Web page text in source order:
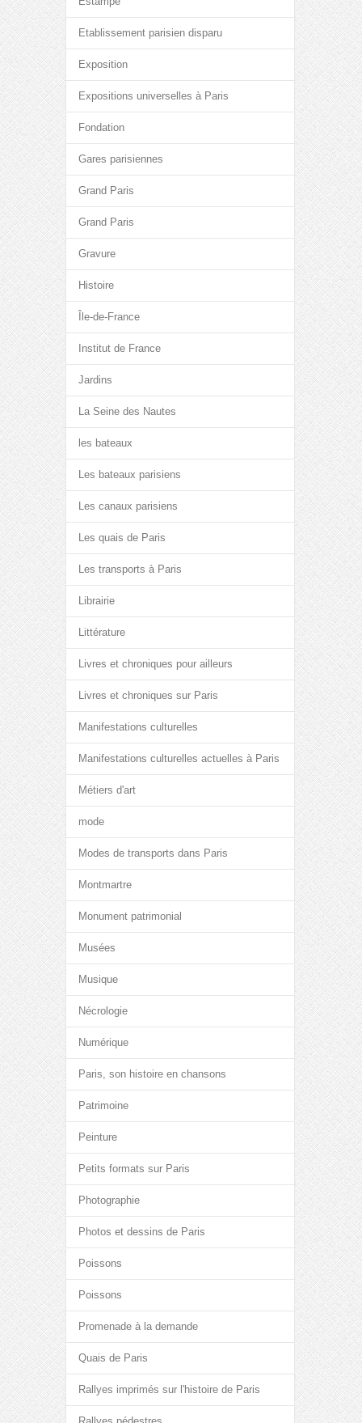
Etablissement parisien disparu
Exposition
Expositions universelles à Paris
Fondation
Gares parisiennes
Grand Paris
Grand Paris
Gravure
Histoire
Île-de-France
Institut de France
Jardins
La Seine des Nautes
les bateaux
Les bateaux parisiens
Les canaux parisiens
Les quais de Paris
Les transports à Paris
Librairie
Littérature
Livres et chroniques pour ailleurs
Livres et chroniques sur Paris
Manifestations culturelles
Manifestations culturelles actuelles à Paris
Métiers d'art
mode
Modes de transports dans Paris
Montmartre
Monument patrimonial
Musées
Musique
Nécrologie
Numérique
Paris, son histoire en chansons
Patrimoine
Peinture
Petits formats sur Paris
Photographie
Photos et dessins de Paris
Poissons
Poissons
Promenade à la demande
Quais de Paris
Rallyes imprimés sur l'histoire de Paris